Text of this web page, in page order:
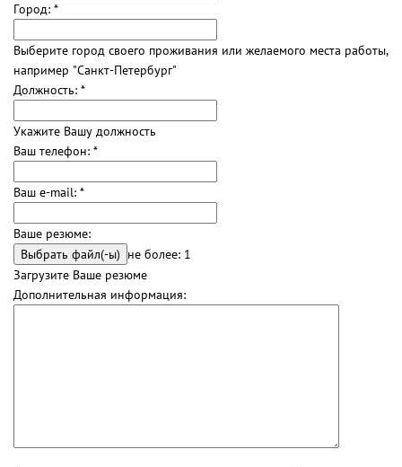
Город: *
Выберите город своего проживания или желаемого места работы,
например "Санкт-Петербург"
Должность: *
Укажите Вашу должность
Ваш телефон: *
Ваш e-mail: *
Ваше резюме:
не более: 1
Загрузите Ваше резюме
Дополнительная информация: